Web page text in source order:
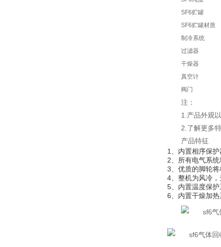
SF6贮罐
SF6贮罐材质
制冷系统
过滤器
干燥器
真空计
阀门
注：
1.产品外观
2.了解更多
产品特征
1、内置相序保
2、所有电气系
3、优质的脚轮
4、整机为风冷
5、内置温度保
6、内置干燥加